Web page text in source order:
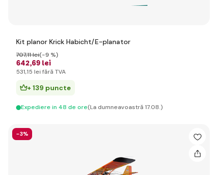
Kit planor Krick Habicht/E-planator
642,69 lei
707,11 lei(-9 %)
531,15 lei fără TVA
+ 139 puncte
Expediere in 48 de ore(La dumneavoastră 17.08.)
-3%